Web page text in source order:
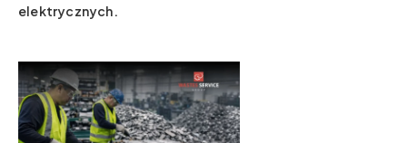
elektrycznych.